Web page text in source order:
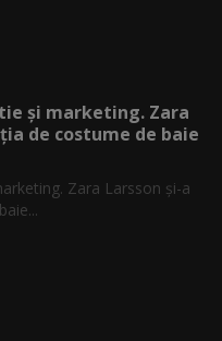
și marketing. Zara
de costume de baie
Zara Larsson și-a